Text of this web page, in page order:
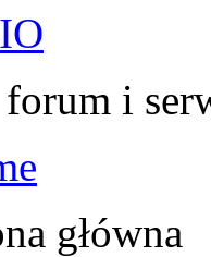
i
główna